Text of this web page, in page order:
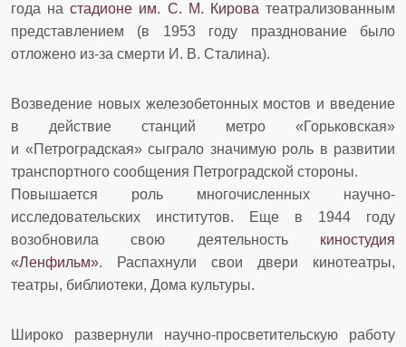
года настадионе им. С. М. Кироватеатрализованным
представлением (в 1953 году празднование было
отложено из-за смерти И. В. Сталина).
Возведение новых железобетонных мостов и введение
в действие станций метро «Горьковская»
и «Петроградская» сыграло значимую роль в развитии
транспортного сообщения Петроградской стороны.
Повышается роль многочисленных научно-
исследовательских институтов. Еще в 1944 году
возобновила свою деятельность киностудия
«Ленфильм». Распахнули свои двери кинотеатры,
театры, библиотеки, Дома культуры.
Широко развернули научно-просветительскую работу